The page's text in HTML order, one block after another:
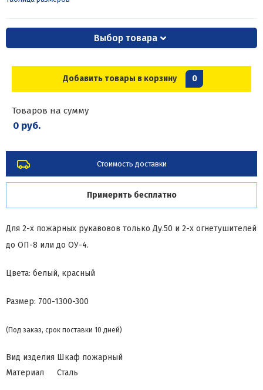
Выбор товара
Добавить товары в корзину 0
Товаров на сумму
0 руб.
Стоимость доставки
Примерить бесплатно
Для 2-х пожарных рукавовов только Ду.50 и 2-х огнетушителей
до ОП-8 или до ОУ-4.
Цвета: белый, красный
Размер: 700-1300-300
(Под заказ, срок поставки 10 дней)
Вид изделия Шкаф пожарный
Материал
Сталь